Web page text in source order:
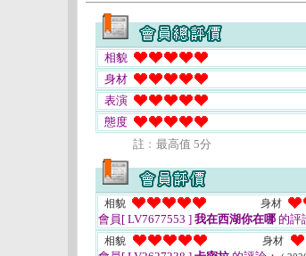
相貌
身材
表演
態度
註﹕最高值 5分
相貌 身材
會員[ LV7677553 ] 我在西湖你在哪 的評
相貌 身材